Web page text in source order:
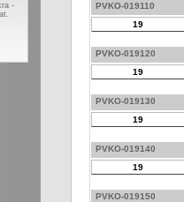
-
PVKO-019110
19
PVKO-019120
19
PVKO-019130
19
PVKO-019140
19
PVKO-019150